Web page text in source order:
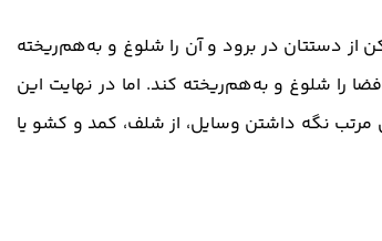
از دستتان در برود و آن را شلوغ و به‌هم‌ریخته
را شلوغ و به‌هم‌ریخته کند. اما در نهایت این
مرتب نگه داشتن وسایل، از شلف، کمد و کشو یا